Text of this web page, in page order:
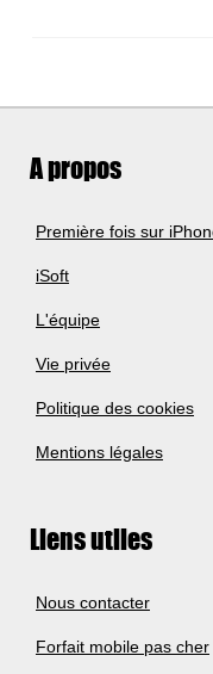
A propos
Première fois sur
iSoft
L'équipe
Vie privée
Politique des cookies
Mentions légales
Liens utiles
Nous contacter
Forfait mobile pas cher